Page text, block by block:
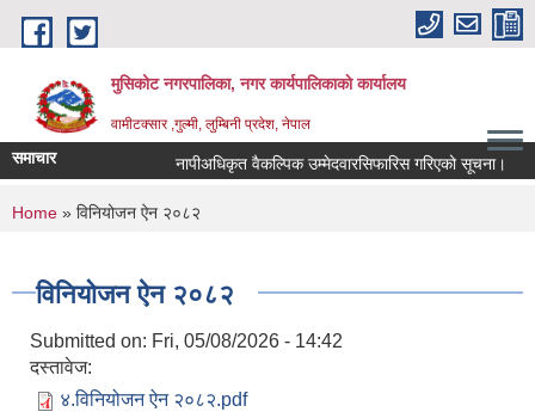
Skip to main content
मुसिकोट नगरपालिका, नगर कार्यपालिकाकाे कार्यालय
वामीटक्सार ,गुल्मी, लुम्बिनी प्रदेश, नेपाल
समाचार नापीअधिकृत वैकल्पिक उम्मेदवारसिफारिस गरिएको सूचना।
You are here
Home » विनियोजन ऐन २०८२
विनियोजन ऐन २०८२
Submitted on: Fri, 05/08/2026 - 14:42
दस्तावेज:
४.विनियोजन ऐन २०८२.pdf